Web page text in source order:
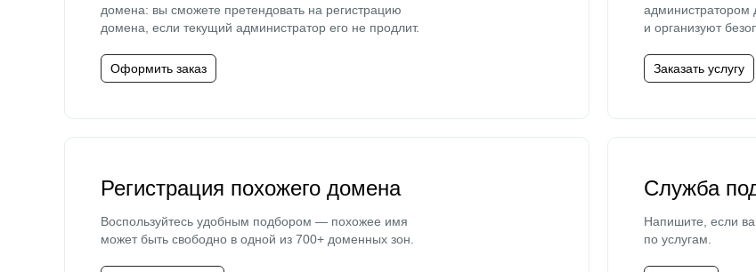
домена: вы сможете претендовать на регистрацию
домена, если текущий администратор его не продлит.
Оформить заказ
администратором
и организуют
Заказать услугу
Регистрация похожего домена
Воспользуйтесь удобным подбором — похожее имя
может быть свободно в одной из 700+ доменных зон.
Служба
Напишите, если
по услугам.